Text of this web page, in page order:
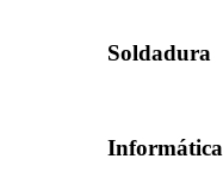
Soldadura
Informática